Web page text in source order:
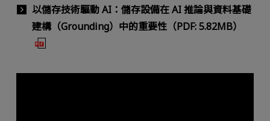
以儲存技術驅動 AI：儲存設備在 AI 推論與資料基礎
建構（Grounding）中的重要性（PDF: 5.82MB）